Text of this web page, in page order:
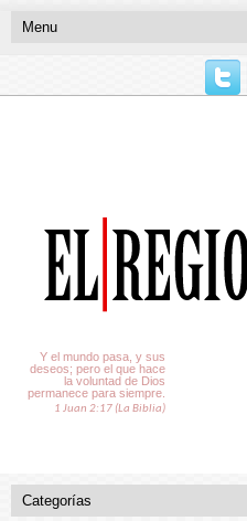
Y el mundo pasa, y sus
deseos; pero el que hace
la voluntad de Dios
permanece para siempre.
1 Juan 2:17 (La Biblia)